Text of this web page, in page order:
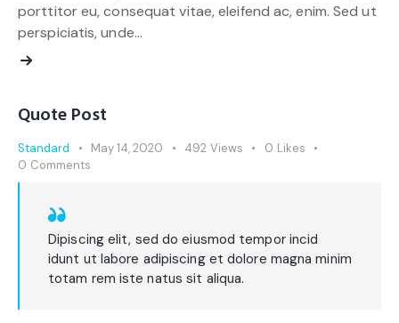
porttitor eu, consequat vitae, eleifend ac, enim. Sed ut
perspiciatis, unde…
Quote Post
Standard May 14, 2020 492 Views 0 Likes
0 Comments
Dipiscing elit, sed do eiusmod tempor incid
idunt ut labore adipiscing et dolore magna minim
totam rem iste natus sit aliqua.